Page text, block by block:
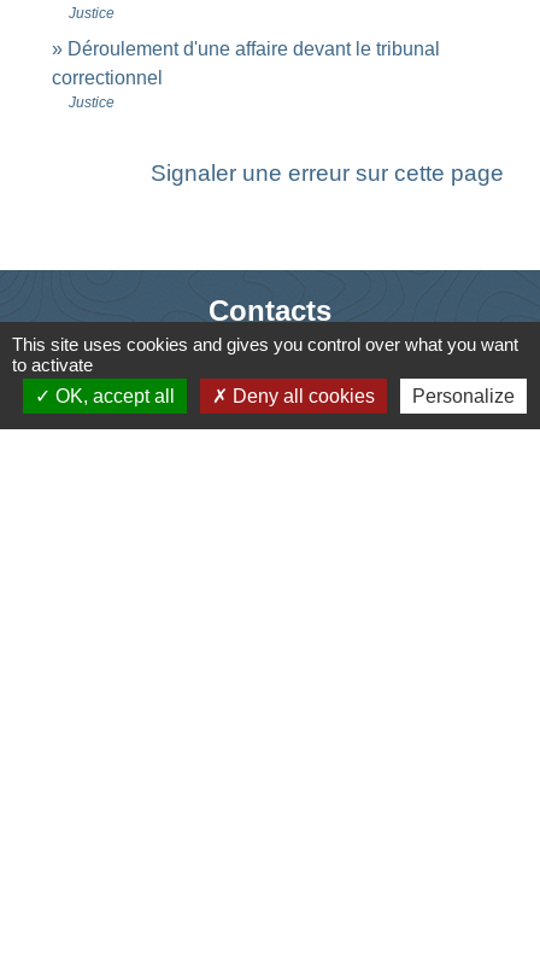
Justice
Déroulement d'une affaire devant le tribunal
correctionnel
Justice
Signaler une erreur sur cette page
Contacts
Commune de Saint-Ouen-d'Aunis
61 rue Marie Louise Cardin
17230 Saint-Ouen-d'Aunis - FRANCE
This site uses cookies and gives you control over what you want
to activate
OK, accept all
Deny all cookies Personalize